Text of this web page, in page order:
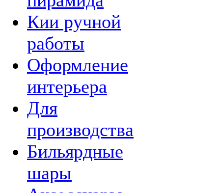
Кии ручной
работы
Оформление
интерьера
Для
производства
Бильярдные
шары